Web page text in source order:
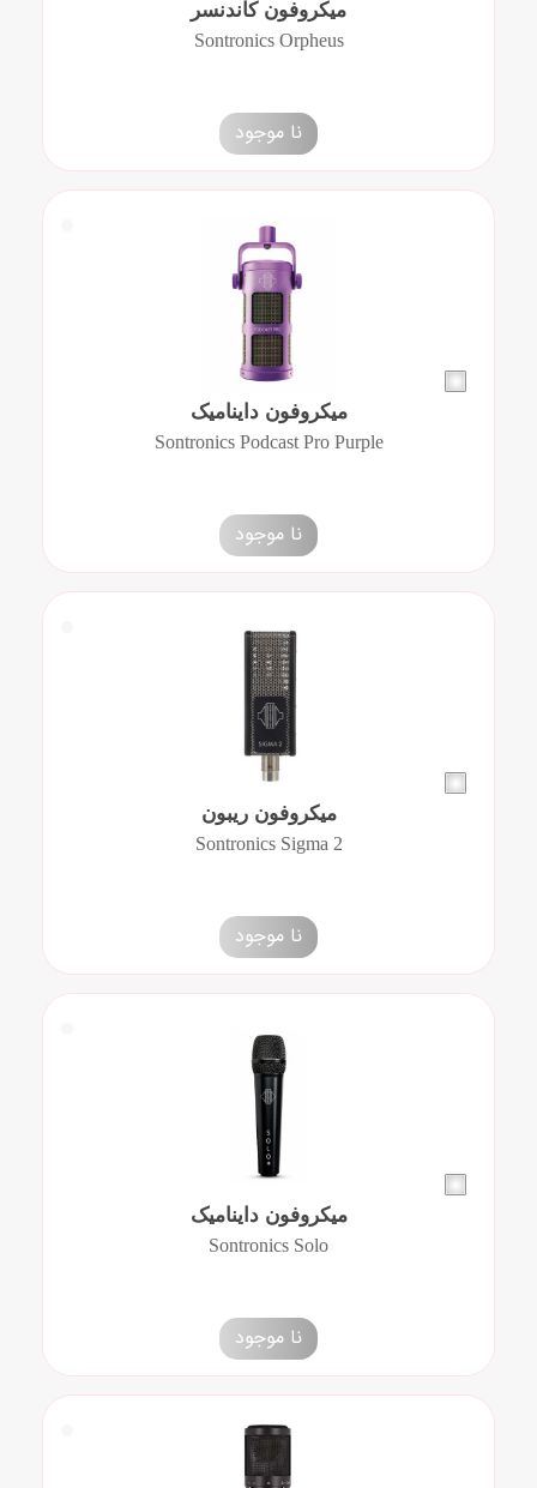
میکروفون کاندنسر
Sontronics Orpheus
نا موجود
میکروفون داینامیک
Sontronics Podcast Pro Purple
نا موجود
میکروفون ریبون
Sontronics Sigma 2
نا موجود
میکروفون داینامیک
Sontronics Solo
نا موجود